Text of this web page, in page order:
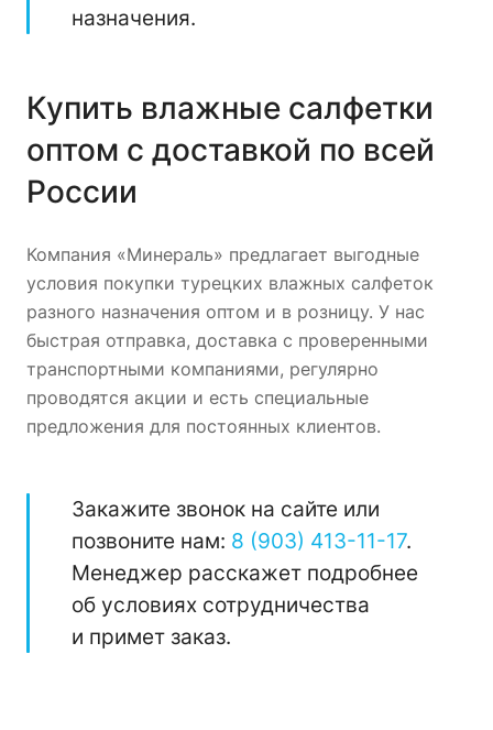
назначения.
Купить влажные салфетки
оптом с доставкой по всей
России
Компания «Минераль» предлагает выгодные
условия покупки турецких влажных салфеток
разного назначения оптом и в розницу. У нас
быстрая отправка, доставка с проверенными
транспортными компаниями, регулярно
проводятся акции и есть специальные
предложения для постоянных клиентов.
Закажите звонок на сайте или
позвоните нам: 8 (903) 413-11-17.
Менеджер расскажет подробнее
об условиях сотрудничества
и примет заказ.